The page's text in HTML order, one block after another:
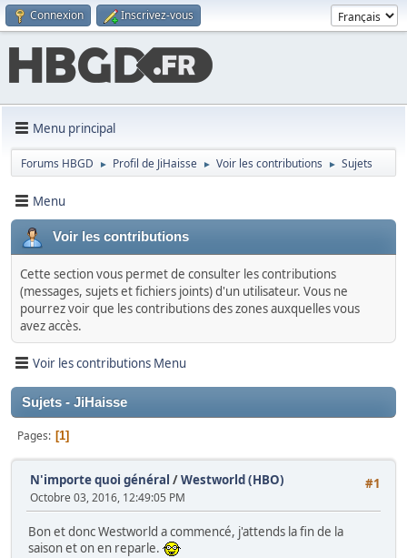
Connexion Inscrivez-vous
Menu principal
Forums HBGD ► Profil de JiHaisse ► Voir les contributions ► Sujets
Menu
Voir les contributions
Cette section vous permet de consulter les contributions
(messages, sujets et fichiers joints) d'un utilisateur. Vous ne
pourrez voir que les contributions des zones auxquelles vous
avez accès.
Voir les contributions Menu
Sujets - JiHaisse
Pages 1
#1
N'importe quoi général /Westworld (HBO)
Octobre 03, 2016, 12:49:05 PM
Bon et donc Westworld a commencé, j'attends la fin de la
saison et on en reparle.